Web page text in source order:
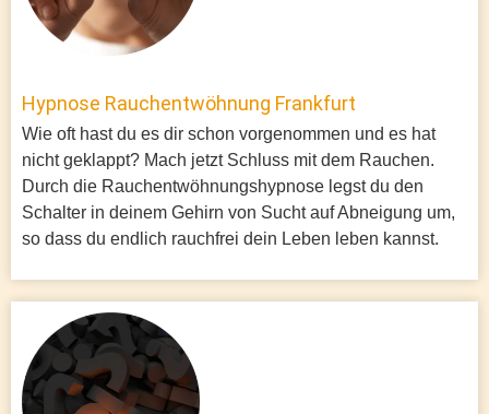
Hypnose Rauchentwöhnung Frankfurt
Wie oft hast du es dir schon vorgenommen und es hat
nicht geklappt? Mach jetzt Schluss mit dem Rauchen.
Durch die Rauchentwöhnungshypnose legst du den
Schalter in deinem Gehirn von Sucht auf Abneigung um,
so dass du endlich rauchfrei dein Leben leben kannst.